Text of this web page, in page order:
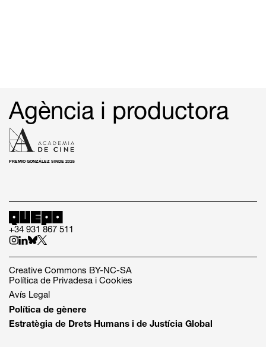
Agència i productora
PREMIO GONZÁLEZ SINDE 2025
+34 931 867 511
Creative Commons BY-NC-SA
Política de Privadesa i Cookies
Avís Legal
Política de gènere
Estratègia de Drets Humans i de Justícia Global